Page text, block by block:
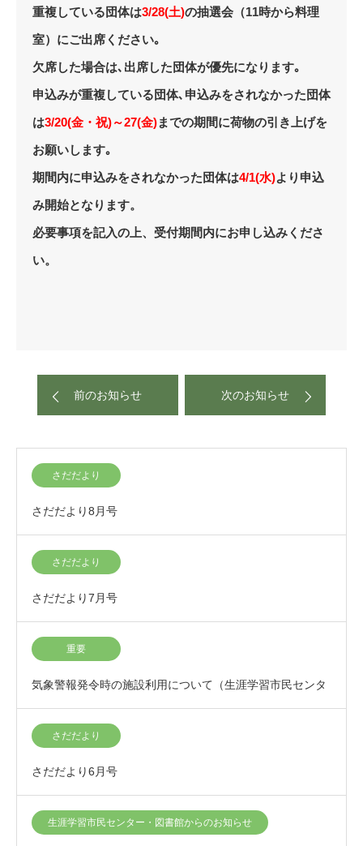
重複している団体は3/28(土)の抽選会（11時から料理
室）にご出席ください｡
欠席した場合は､出席した団体が優先になります｡
申込みが重複している団体､申込みをされなかった団体
は3/20(金・祝)～27(金)までの期間に荷物の引き上げを
お願いします｡
期間内に申込みをされなかった団体は4/1(水)より申込
み開始となります。
必要事項を記入の上、受付期間内にお申し込みくださ
い。
前のお知らせ 次のお知らせ
さだだより
さだだより8月号
さだだより
さだだより7月号
重要
気象警報発令時の施設利用について（生涯学習市民センタ
ー）さだだより
さだだより6月号
生涯学習市民センター・図書館からのお知らせ